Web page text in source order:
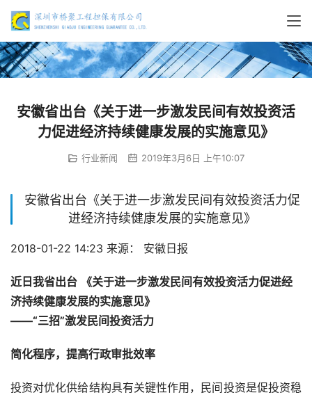
安徽省出台《关于进一步激发民间有效投资活
力促进经济持续健康发展的实施意见》
行业新闻 2019年3月6日 上午10:07
安徽省出台《关于进一步激发民间有效投资活力促
进经济持续健康发展的实施意见》
2018-01-22 14:23 来源： 安徽日报
近日我省出台
《关于进一步激发民间有效投资活力促进经
济持续健康发展的实施意见》
——“三招”激发民间投资活力
简化程序，提高行政审批效率
投资对优化供给结构具有关键性作用，民间投资是促投资稳